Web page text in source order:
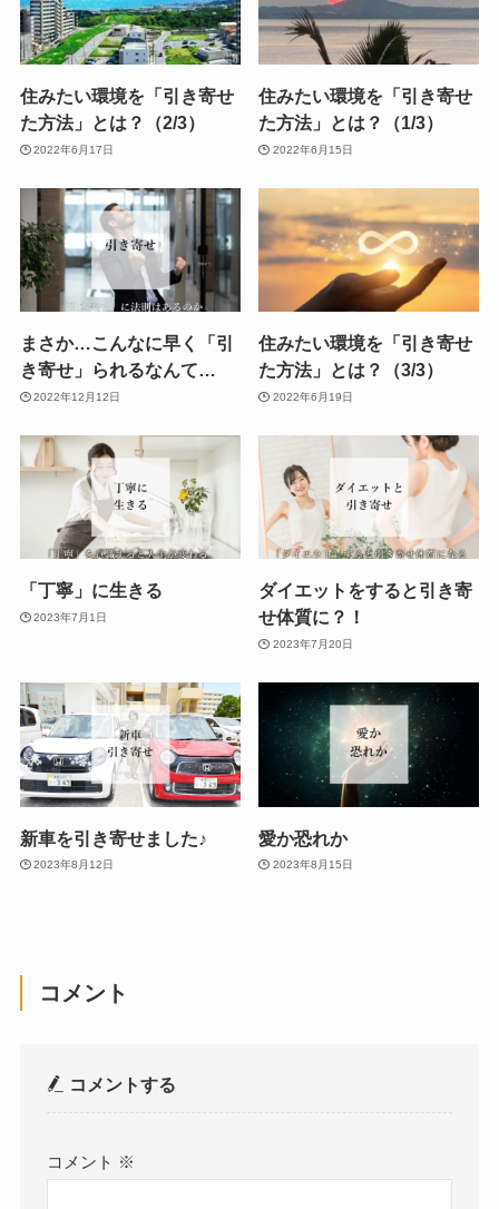
住みたい環境を「引き寄せ
た方法」とは？（2/3）
2022年6月17日
住みたい環境を「引き寄せ
た方法」とは？（1/3）
2022年6月15日
まさか…こんなに早く「引
き寄せ」られるなんて…
2022年12月12日
住みたい環境を「引き寄せ
た方法」とは？（3/3）
2022年6月19日
「丁寧」に生きる
2023年7月1日
ダイエットをすると引き寄
せ体質に？！
2023年7月20日
新車を引き寄せました♪
2023年8月12日
愛か恐れか
2023年8月15日
コメント
コメントする
コメント ※